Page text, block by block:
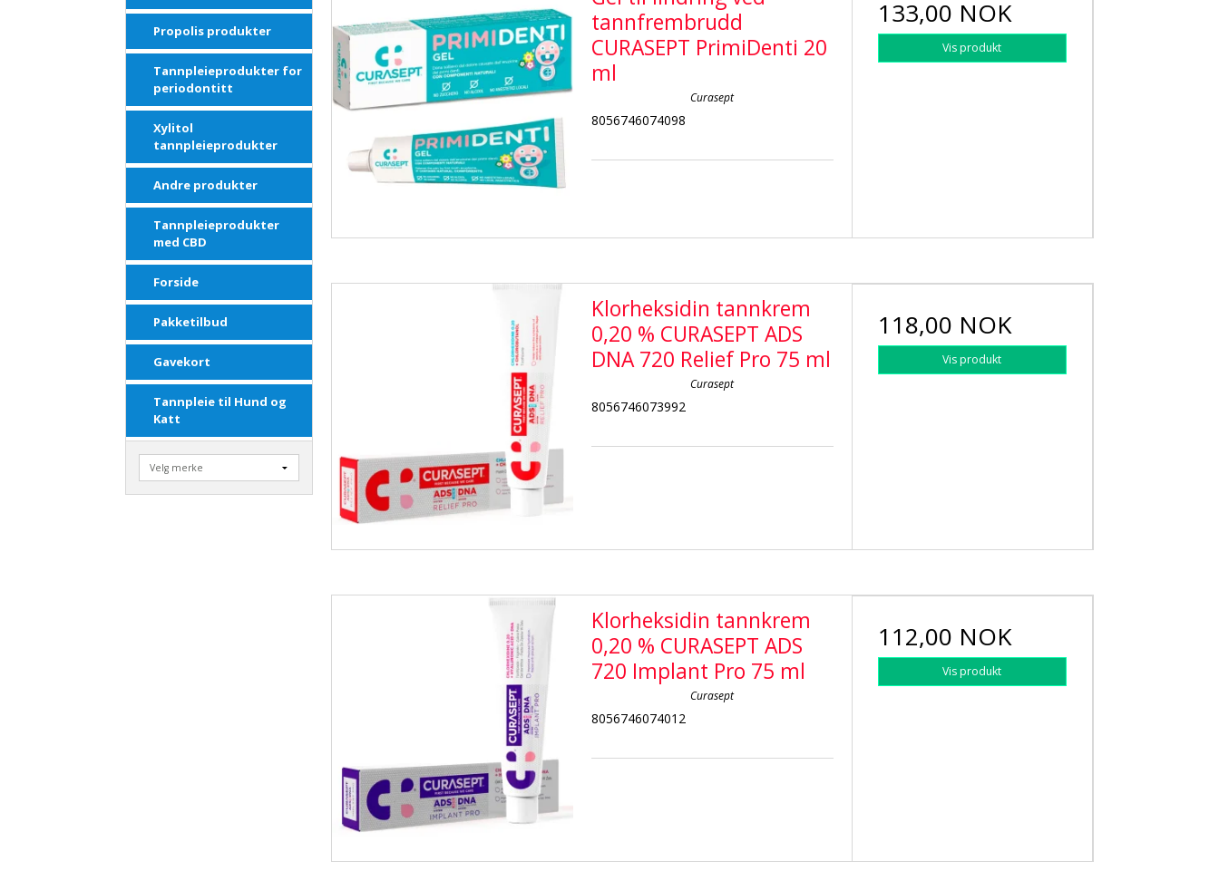
Propolis produkter
Tannpleieprodukter for
periodontitt
Xylitol
tannpleieprodukter
Andre produkter
Tannpleieprodukter
med CBD
Forside
Pakketilbud
Gavekort
Tannpleie til Hund og
Katt
tannfrembrudd
CURASEPT PrimiDenti 20
ml
Curasept
8056746074098
133,00 NOK
Vis produkt
Klorheksidin tannkrem
0,20 % CURASEPT ADS
DNA 720 Relief Pro 75 ml
Curasept
8056746073992
118,00 NOK
Vis produkt
Klorheksidin tannkrem
0,20 % CURASEPT ADS
720 Implant Pro 75 ml
Curasept
8056746074012
112,00 NOK
Vis produkt